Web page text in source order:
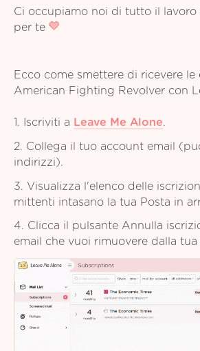
Ci occupiamo noi di tutto il lavoro
per te
Ecco come smettere di ricevere le
American Fighting Revolver con
1. Iscriviti a Leave Me Alone.
2. Collega il tuo account email
indirizzi).
3. Visualizza l'elenco delle
mittenti intasano la tua Posta in
4. Clicca il pulsante Annulla
email che vuoi rimuovere dalla tua